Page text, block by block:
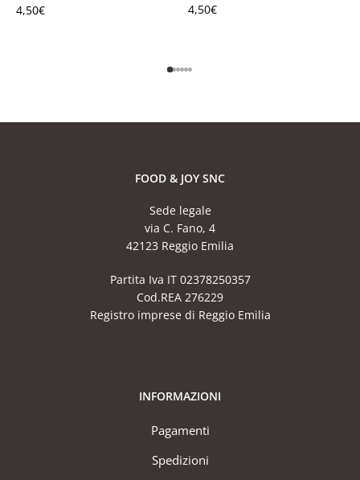
4,50€
4,50€
FOOD & JOY SNC
Sede legale
via C. Fano, 4
42123 Reggio Emilia
Partita Iva IT 02378250357
Cod.REA 276229
Registro imprese di Reggio Emilia
INFORMAZIONI
Pagamenti
Spedizioni